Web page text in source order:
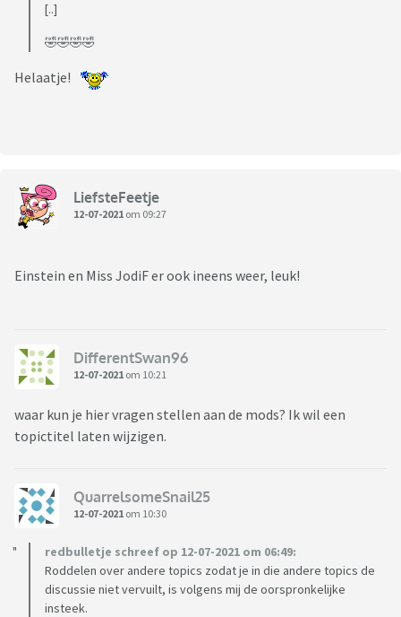
[..]
🤣🤣🤣🤣
Helaatje!
LiefsteFeetje
12-07-2021 om 09:27
Einstein en Miss JodiF er ook ineens weer, leuk!
DifferentSwan96
12-07-2021 om 10:21
waar kun je hier vragen stellen aan de mods? Ik wil een
topictitel laten wijzigen.
QuarrelsomeSnail25
12-07-2021 om 10:30
redbulletje schreef op 12-07-2021 om 06:49:
Roddelen over andere topics zodat je in die andere topics de
discussie niet vervuilt, is volgens mij de oorspronkelijke
insteek.